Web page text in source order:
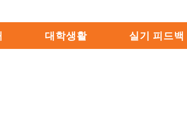
대학생활 실기 피드백